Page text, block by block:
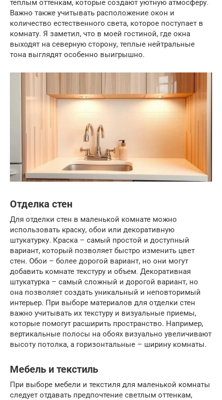
теплым оттенкам, которые создают уютную атмосферу.
Важно также учитывать расположение окон и
количество естественного света, которое поступает в
комнату. Я заметил, что в моей гостиной, где окна
выходят на северную сторону, теплые нейтральные
тона выглядят особенно выигрышно.
Отделка стен
Для отделки стен в маленькой комнате можно
использовать краску, обои или декоративную
штукатурку. Краска – самый простой и доступный
вариант, который позволяет быстро изменить цвет
стен. Обои – более дорогой вариант, но они могут
добавить комнате текстуру и объем. Декоративная
штукатурка – самый сложный и дорогой вариант, но
она позволяет создать уникальный и неповторимый
интерьер. При выборе материалов для отделки стен
важно учитывать их текстуру и визуальные приемы,
которые помогут расширить пространство. Например,
вертикальные полосы на обоях визуально увеличивают
высоту потолка, а горизонтальные – ширину комнаты.
Мебель и текстиль
При выборе мебели и текстиля для маленькой комнаты
следует отдавать предпочтение светлым оттенкам,